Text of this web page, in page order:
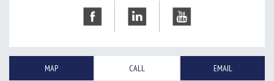
MAP CALL EMAIL